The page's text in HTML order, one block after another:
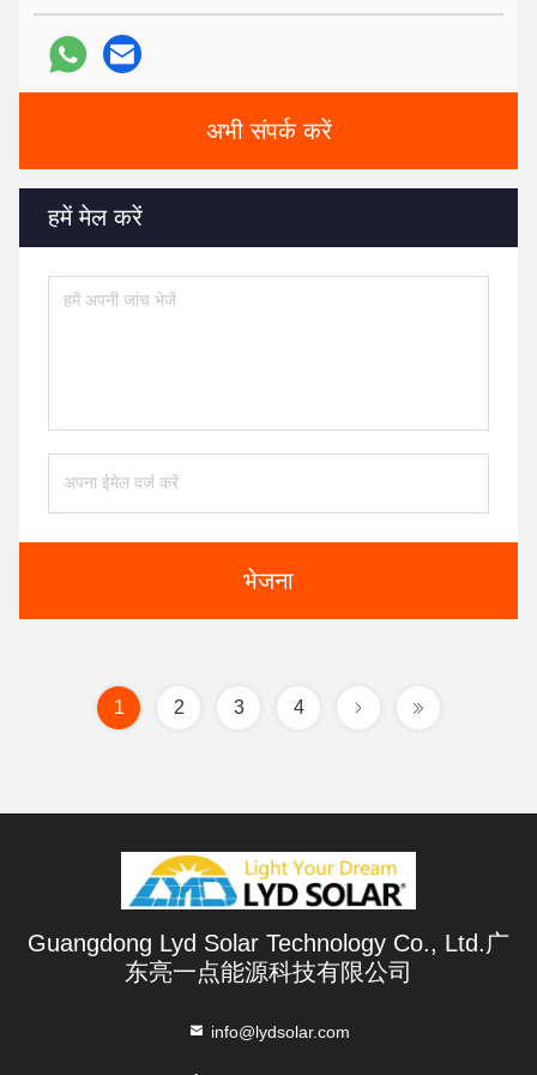
अभी संपर्क करें
हमें मेल करें
भेजना
1 2 3 4
Guangdong Lyd Solar Technology Co., Ltd.广
东亮一点能源科技有限公司
info@lydsolar.com